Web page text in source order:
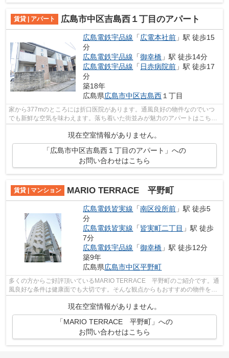
賃貸 | アパート 広島市中区吉島西１丁目のアパート
広島電鉄宇品線 「広電本社前 」駅 徒歩15
分
広島電鉄宇品線 「御幸橋 」駅 徒歩14分
広島電鉄宇品線 「 日赤病院前 」駅 徒歩17
分
築18年
広島県広島市中区吉島西１丁目
家から377mのところには折口医院があります。通風良好の物件なのでいつ
でも新鮮な空気を味わえます。落ち着いた街並みが魅力のアパートはこちら
現在空室情報がありません。
「広島市中区吉島西１丁目のアパート」への
お問い合わせはこちら
賃貸 | マンション MARIO TERRACE 平野町
広島電鉄皆実線 「南区役所前 」駅 徒歩5
分
広島電鉄皆実線 「皆実町二丁目 」駅 徒歩
7分
広島電鉄宇品線 「御幸橋 」駅 徒歩12分
築9年
広島県広島市中区平野町
多くの方からご好評頂いているMARIO TERRACE 平野町のご紹介です。通
風良好な条件は健康面でも大切です。そんな観点からもおすすめの物件をご
提供します。こちらの物件はエレベーター...
現在空室情報がありません。
「MARIO TERRACE 平野町」への
お問い合わせはこちら